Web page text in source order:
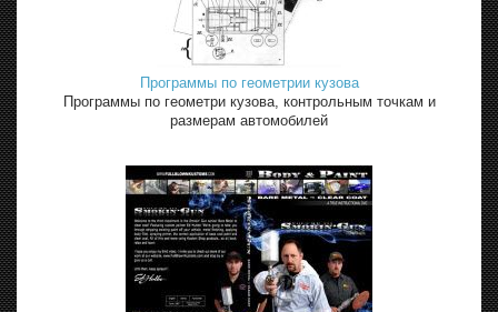
Программы по геометрии кузова
Программы по геометри кузова, контрольным точкам и
размерам автомобилей